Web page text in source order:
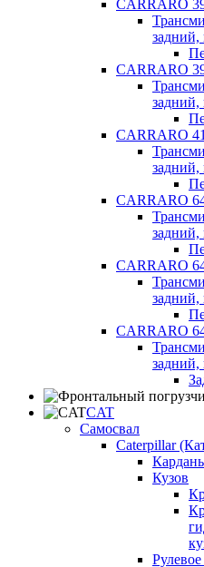
CARRARO
задний,
CARRARO
задний,
CARRARO
задний,
CARRARO
задний,
CARRARO
задний,
CARRARO
задний,
CAT
Самосвал
Caterpillar
Кузов